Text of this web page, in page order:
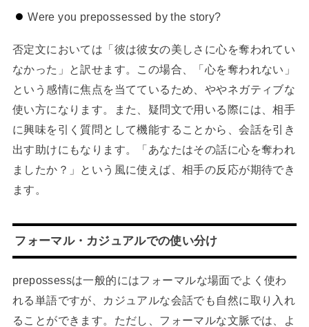
Were you prepossessed by the story?
否定文においては「彼は彼女の美しさに心を奪われてい
なかった」と訳せます。この場合、「心を奪われない」
という感情に焦点を当てているため、ややネガティブな
使い方になります。また、疑問文で用いる際には、相手
に興味を引く質問として機能することから、会話を引き
出す助けにもなります。「あなたはその話に心を奪われ
ましたか？」という風に使えば、相手の反応が期待でき
ます。
フォーマル・カジュアルでの使い分け
prepossessは一般的にはフォーマルな場面でよく使わ
れる単語ですが、カジュアルな会話でも自然に取り入れ
ることができます。ただし、フォーマルな文脈では、よ